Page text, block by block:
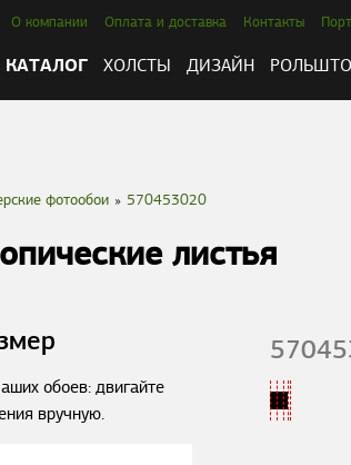
О компании Оплата и доставка Контакты
КАТАЛОГ ХОЛСТЫ ДИЗАЙН
фотообои » 570453020
листья
обоев: двигайте
вручную.